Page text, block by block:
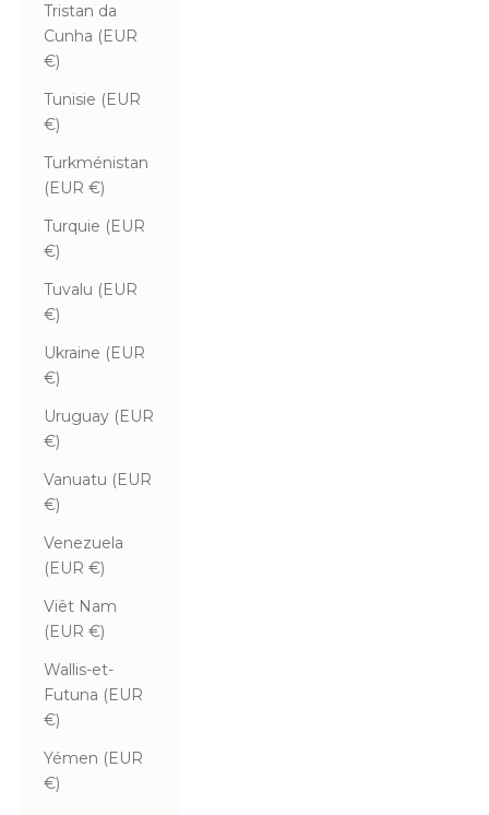
Tristan da
Cunha (EUR
€)
Tunisie (EUR
€)
Turkménistan
(EUR €)
Turquie (EUR
€)
Tuvalu (EUR
€)
Ukraine (EUR
€)
Uruguay (EUR
€)
Vanuatu (EUR
€)
Venezuela
(EUR €)
Viêt Nam
(EUR €)
Wallis-et-
Futuna (EUR
€)
Yémen (EUR
€)